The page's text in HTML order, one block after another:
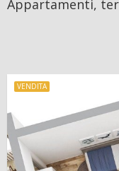
Appartamenti,
VENDITA